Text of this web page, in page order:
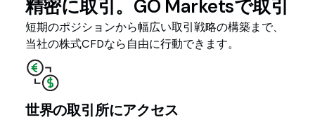
精密に取引。GO Marketsで取引
短期のポジションから幅広い取引戦略の構築まで、
当社の株式CFDなら自由に行動できます。
世界の取引所にアクセス